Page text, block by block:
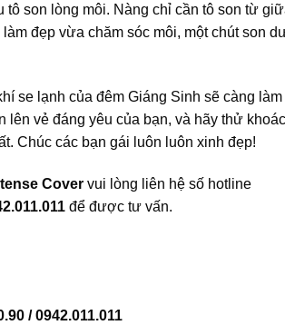
son lòng môi. Nàng chỉ cần tô son từ
đẹp vừa chăm sóc môi, một chút son
se lạnh của đêm Giáng Sinh sẽ càng làm
lên vẻ đáng yêu của bạn, và hãy thử
Chúc các bạn gái luôn luôn xinh đẹp!
Cover vui lòng liên hệ số hotline
để được tư vấn.
/ 0942.011.011